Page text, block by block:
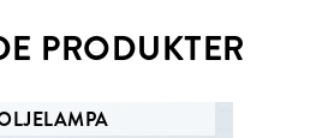
PRODUKTER